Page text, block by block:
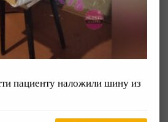
пациенту наложили шину из